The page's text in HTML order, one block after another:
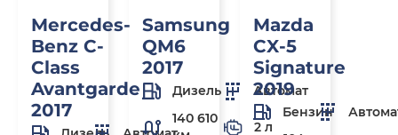
Mercedes-
Benz C-
Class
Avantgarde
2017
Samsung
QM6
2017
Дизель
Автомат
140 610
2 л
Mazda
CX-5
Signature
2019
Бензин